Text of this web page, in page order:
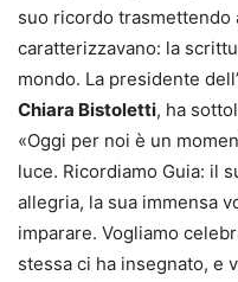
suo ricordo trasmettendo
caratterizzavano: la
mondo. La presidente
Chiara Bistoletti, ha
«Oggi per noi è un
luce. Ricordiamo Guia: il
allegria, la sua immensa
imparare. Vogliamo
stessa ci ha insegnato, e